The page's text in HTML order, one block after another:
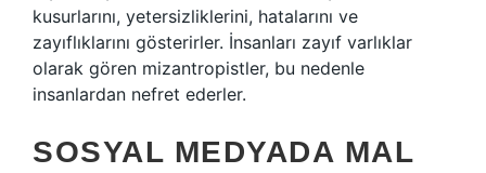
kusurlarını, yetersizliklerini, hatalarını ve
zayıflıklarını gösterirler. İnsanları zayıf varlıklar
olarak gören mizantropistler, bu nedenle
insanlardan nefret ederler.
SOSYAL MEDYADA MAL